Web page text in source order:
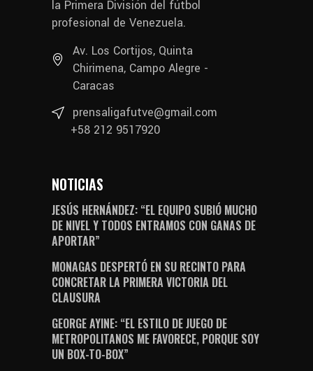
la Primera División del fútbol
profesional de Venezuela.
Av. Los Cortijos, Quinta
Chirimena, Campo Alegre -
Caracas
prensaligafutve@gmail.com
+58 212 9517920
NOTICIAS
JESÚS HERNÁNDEZ: “EL EQUIPO SUBIÓ MUCHO
DE NIVEL Y TODOS ENTRAMOS CON GANAS DE
APORTAR”
MONAGAS DESPERTÓ EN SU RECINTO PARA
CONCRETAR LA PRIMERA VICTORIA DEL
CLAUSURA
GEORGE AYINE: “EL ESTILO DE JUEGO DE
METROPOLITANOS ME FAVORECE, PORQUE SOY
UN BOX-TO-BOX”